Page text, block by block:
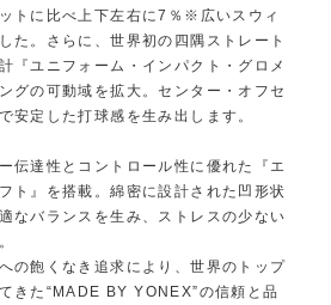
トに比べ上下左右に7％※広いスウィ
た。さらに、世界初の四隅ストレート
『ユニフォーム・インパクト・グロメ
グの可動域を拡大。センター・オフセ
安定した打球感を生み出します。
伝達性とコントロール性に優れた『エ
ト』を搭載。綿密に設計された凹形状
なバランスを生み、ストレスの少ない
の飽くなき追求により、世界のトップ
きた“MADE BY YONEX”の信頼と品